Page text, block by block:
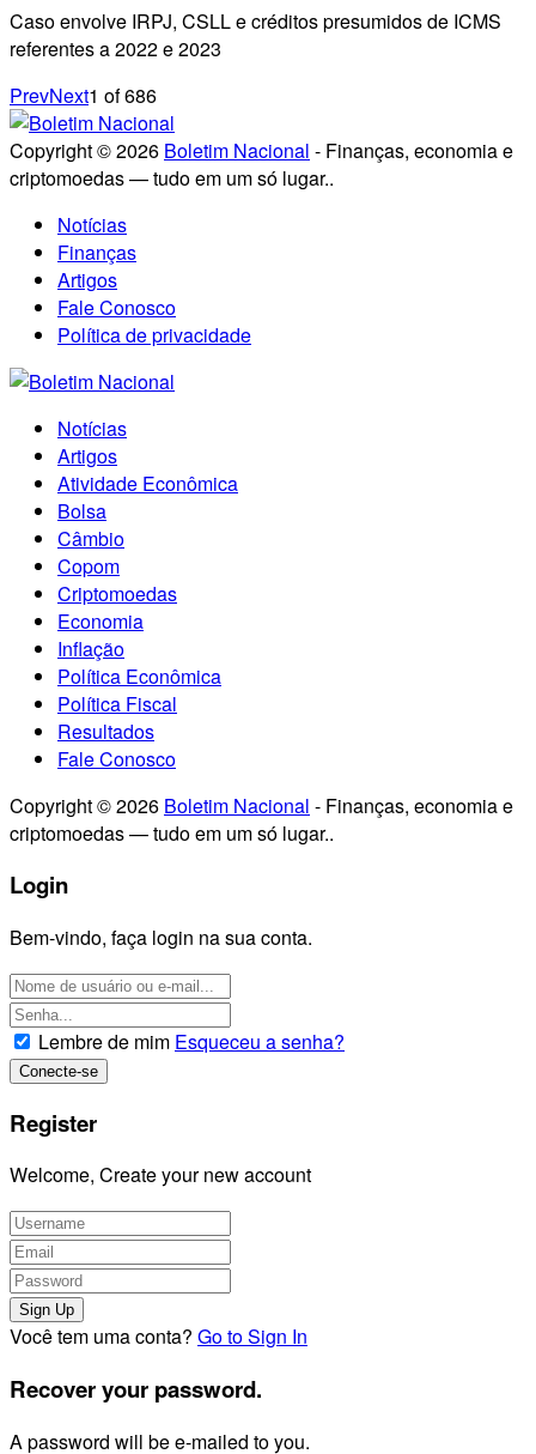
Caso envolve IRPJ, CSLL e créditos presumidos de ICMS
referentes a 2022 e 2023
PrevNext1 of686
Copyright © 2026 Boletim Nacional - Finanças, economia e
criptomoedas — tudo em um só lugar..
Notícias
Finanças
Artigos
Fale Conosco
Política de privacidade
Notícias
Artigos
Atividade Econômica
Bolsa
Câmbio
Copom
Criptomoedas
Economia
Inflação
Política Econômica
Política Fiscal
Resultados
Fale Conosco
Copyright © 2026 Boletim Nacional - Finanças, economia e
criptomoedas — tudo em um só lugar..
Login
Bem-vindo, faça login na sua conta.
Lembre de mim Esqueceu a senha?
Register
Welcome, Create your new account
Você tem uma conta? Go to Sign In
Recover your password.
A password will be e-mailed to you.